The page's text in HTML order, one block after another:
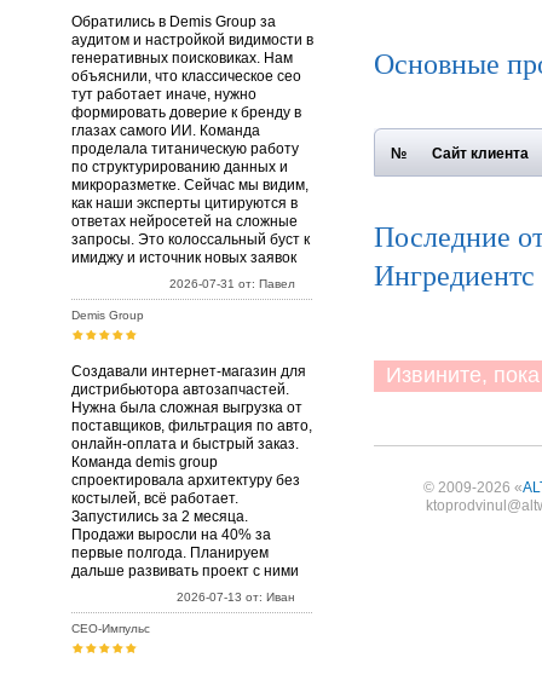
Обратились в Demis Group за
аудитом и настройкой видимости в
генеративных поисковиках. Нам
объяснили, что классическое сео
тут работает иначе, нужно
формировать доверие к бренду в
глазах самого ИИ. Команда
проделала титаническую работу
по структурированию данных и
микроразметке. Сейчас мы видим,
как наши эксперты цитируются в
ответах нейросетей на сложные
запросы. Это колоссальный буст к
имиджу и источник новых заявок
2026-07-31 от: Павел
Demis Group
Создавали интернет-магазин для
дистрибьютора автозапчастей.
Нужна была сложная выгрузка от
поставщиков, фильтрация по авто,
онлайн-оплата и быстрый заказ.
Команда demis group
спроектировала архитектуру без
костылей, всё работает.
Запустились за 2 месяца.
Продажи выросли на 40% за
первые полгода. Планируем
дальше развивать проект с ними
2026-07-13 от: Иван
СЕО-Импульс
Основные
№ Сайт клиента
Последние
Ингредиентс
Извините,
© 2009-2026 «